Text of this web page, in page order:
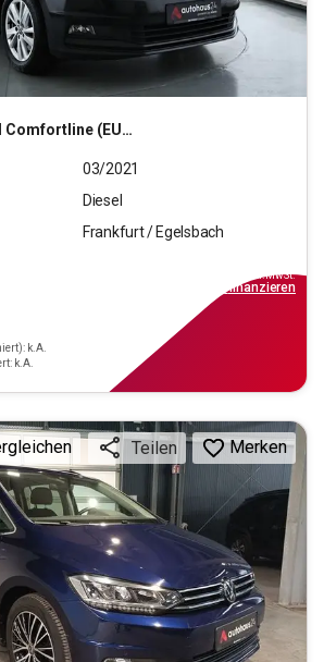
(EURO 6d)
03/2021
Diesel
Frankfurt / Egelsbach
k.A.
k.A.
inkl.MwSt.
finanzieren
Teilen Merken